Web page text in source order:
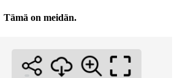
Tämä on meidän.